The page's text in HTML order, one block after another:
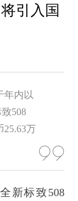
引入国
年内以
508
25.63万
新标致508